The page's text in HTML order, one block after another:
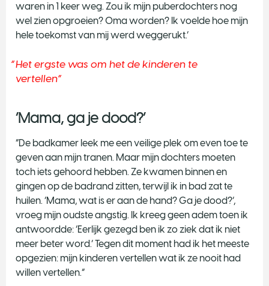
waren in 1 keer weg. Zou ik mijn puberdochters nog
wel zien opgroeien? Oma worden? Ik voelde hoe mijn
hele toekomst van mij werd weggerukt.’
Het ergste was om het de kinderen te
vertellen
‘Mama, ga je dood?’
“De badkamer leek me een veilige plek om even toe te
geven aan mijn tranen. Maar mijn dochters moeten
toch iets gehoord hebben. Ze kwamen binnen en
gingen op de badrand zitten, terwijl ik in bad zat te
huilen. ‘Mama, wat is er aan de hand? Ga je dood?’,
vroeg mijn oudste angstig. Ik kreeg geen adem toen ik
antwoordde: ‘Eerlijk gezegd ben ik zo ziek dat ik niet
meer beter word.’ Tegen dit moment had ik het meeste
opgezien: mijn kinderen vertellen wat ik ze nooit had
willen vertellen.”